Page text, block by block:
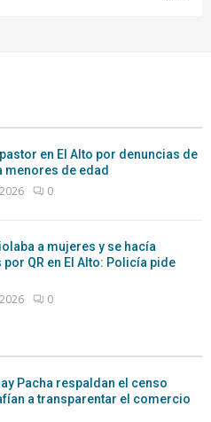
en El Alto por denuncias de
menores de edad
0
a mujeres y se hacía
QR en El Alto: Policía pide
0
Pacha respaldan el censo
a transparentar el comercio